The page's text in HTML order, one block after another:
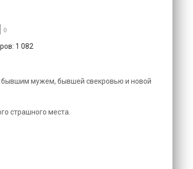
0
1 082
бывшим мужем, бывшей свекровью и новой
страшного места.